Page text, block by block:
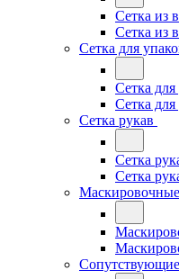
Сетка из
Сетка из
Сетка для
Сетка
Сетка
Сетка рукав
Сетка
Сетка